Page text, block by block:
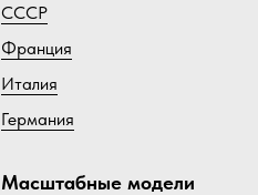
СССР
Франция
Италия
Германия
Масштабные модели